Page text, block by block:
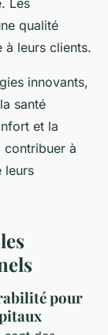
Les
qualité
à leurs clients.
innovants,
santé
et la
contribuer à
leurs
pour